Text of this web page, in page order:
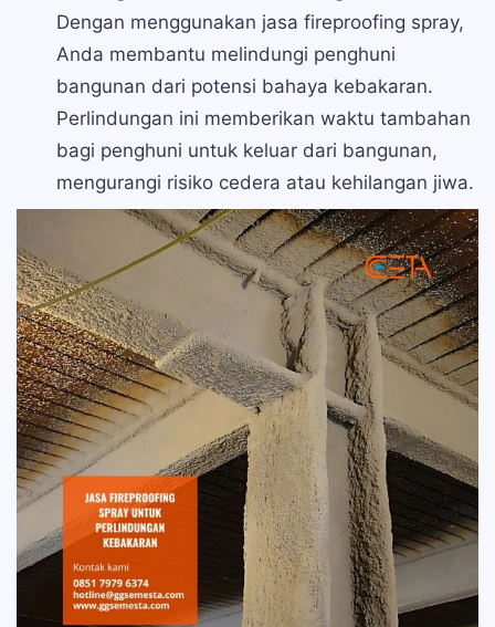
Dengan menggunakan jasa fireproofing spray,
Anda membantu melindungi penghuni
bangunan dari potensi bahaya kebakaran.
Perlindungan ini memberikan waktu tambahan
bagi penghuni untuk keluar dari bangunan,
mengurangi risiko cedera atau kehilangan jiwa.